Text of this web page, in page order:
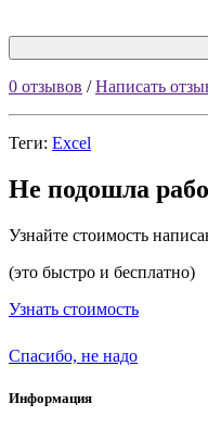
0 отзывов /Написать
Теги: Excel
Не подошла
Узнайте стоимость
(это быстро и бесплатно)
Узнать стоимость
Спасибо, не надо
Информация